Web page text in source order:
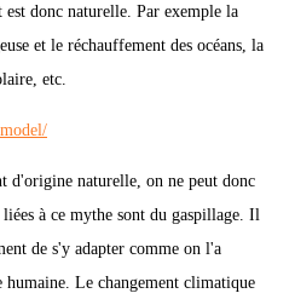
est donc naturelle. Par exemple la
et le réchauffement des océans, la
etc.
d'origine naturelle, on ne peut donc
liées à ce mythe sont du gaspillage. Il
de s'y adapter comme on l'a
Le changement climatique